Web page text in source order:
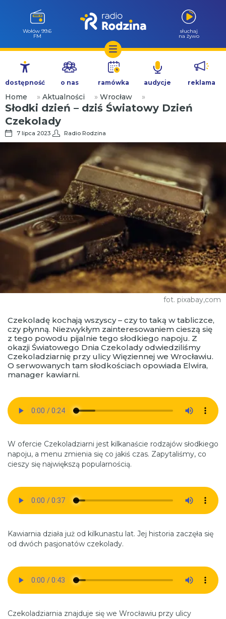
Przejdź
treści
Wołów 99.6
FM
słuchaj
na żywo
dostępność o nas ramówka audycje reklama
Home » Aktualności » Wrocław »
Słodki dzień – dziś Światowy Dzień
Czekolady
7 lipca 2023 Radio Rodzina
fot. pixabay,com
Czekoladę kochają wszyscy – czy to taką w tabliczce,
czy płynną. Niezwykłym zainteresowaniem cieszą się
z tego powodu pijalnie tego słodkiego napoju. Z
okazji Światowego Dnia Czekolady odwiedziliśmy
Czekoladziarnię przy ulicy Więziennej we Wrocławiu.
O serwowanych tam słodkościach opowiada Elwira,
manager kawiarni.
W ofercie Czekoladziarni jest kilkanaście rodzajów słodkiego
napoju, a menu zmienia się co jakiś czas. Zapytaliśmy, co
cieszy się największą popularnością.
Kawiarnia działa już od kilkunastu lat. Jej historia zaczęła się
od dwóch pasjonatów czekolady.
Czekoladziarnia znajduje się we Wrocławiu przy ulicy